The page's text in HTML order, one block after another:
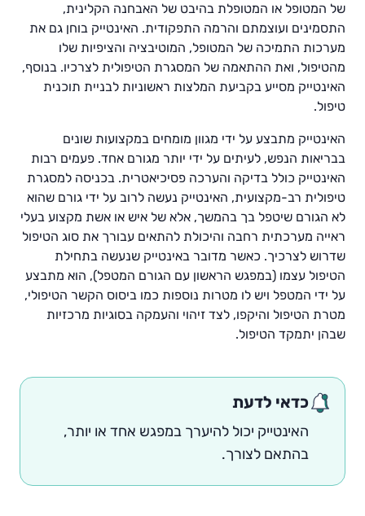
של המטופל או המטופלת בהיבט של האבחנה הקלינית,
התסמינים ועוצמתם והרמה התפקודית. האינטייק בוחן גם את
מערכות התמיכה של המטופל, המוטיבציה והציפיות שלו
מהטיפול, ואת ההתאמה של המסגרת הטיפולית לצרכיו. בנוסף,
האינטייק מסייע בקביעת המלצות ראשוניות לבניית תוכנית
טיפול.
האינטייק מתבצע על ידי מגוון מומחים במקצועות שונים
בבריאות הנפש, לעיתים על ידי יותר מגורם אחד. פעמים רבות
האינטייק כולל בדיקה והערכה פסיכיאטרית. בכניסה למסגרת
טיפולית רב-מקצועית, האינטייק נעשה לרוב על ידי גורם שהוא
לא הגורם שיטפל בך בהמשך, אלא של איש או אשת מקצוע בעלי
ראייה מערכתית רחבה והיכולת להתאים עבורך את סוג הטיפול
שדרוש לצרכיך. כאשר מדובר באינטייק שנעשה בתחילת
הטיפול עצמו (במפגש הראשון עם הגורם המטפל), הוא מתבצע
על ידי המטפל ויש לו מטרות נוספות כמו ביסוס הקשר הטיפולי,
מטרת הטיפול והיקפו, לצד זיהוי והעמקה בסוגיות מרכזיות
שבהן יתמקד הטיפול.
כדאי לדעת
האינטייק יכול להיערך במפגש אחד או יותר,
בהתאם לצורך.